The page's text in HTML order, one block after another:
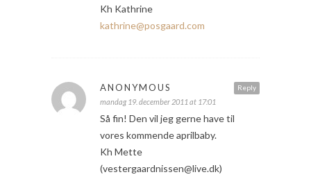
Kh Kathrine
kathrine@posgaard.com
Reply
ANONYMOUS
mandag 19. december 2011 at 17:01
Så fin! Den vil jeg gerne have til
vores kommende aprilbaby.
Kh Mette
(vestergaardnissen@live.dk)